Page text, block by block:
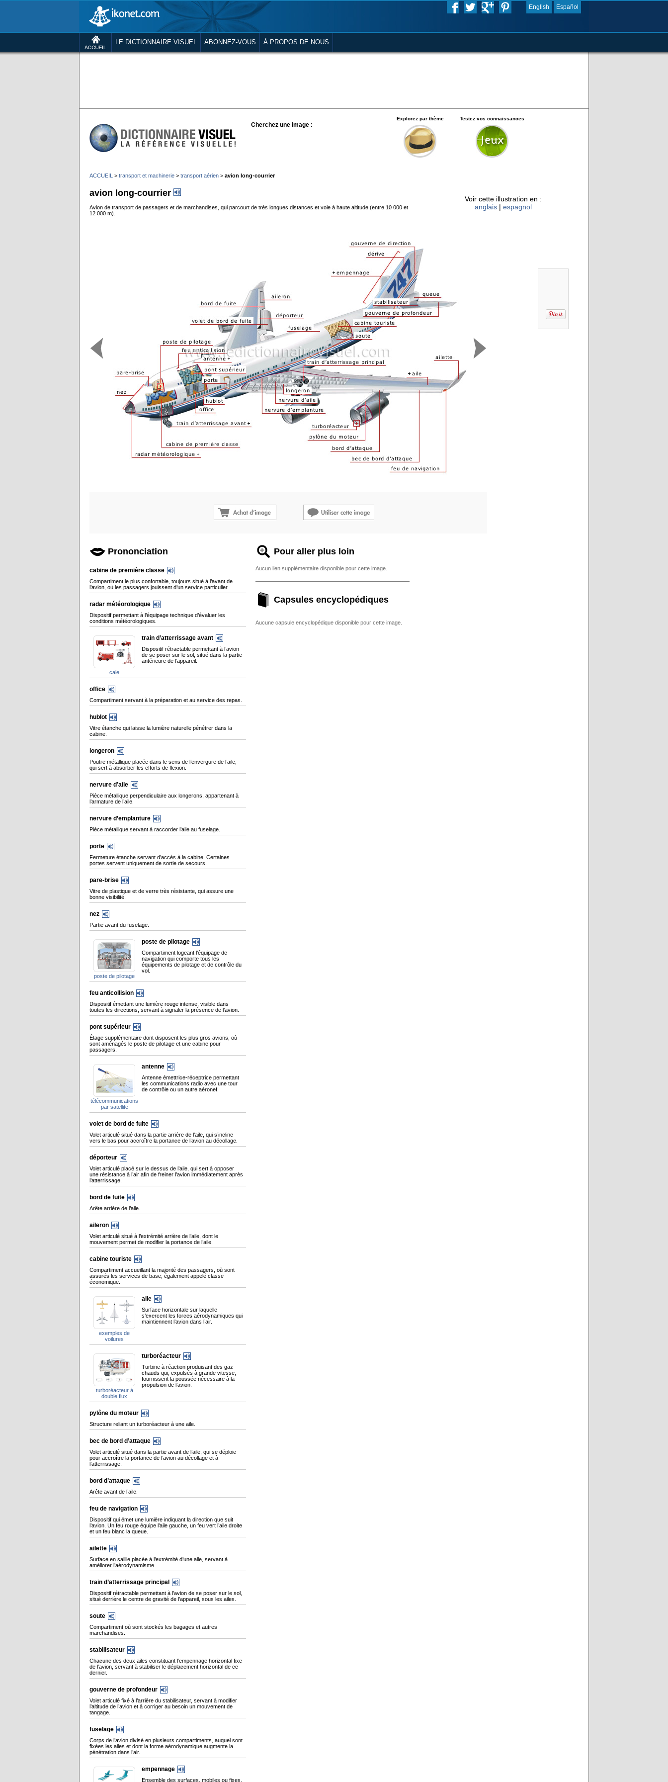
English Español
LE DICTIONNAIRE VISUEL ABONNEZ-VOUS À PROPOS DE NOUS
Cherchez une image :
Explorez par thème Testez vos connaissances
ACCUEIL > transport et machinerie > transport aérien > avion long-courrier
avion long-courrier
Avion de transport de passagers et de marchandises, qui parcourt de très longues distances et vole à haute altitude (entre 10 000 et
12 000 m).
Voir cette illustration en :
anglais | espagnol
Prononciation
cabine de première classe
Compartiment le plus confortable, toujours situé à l’avant de
l’avion, où les passagers jouissent d’un service particulier.
radar météorologique
Dispositif permettant à l’équipage technique d’évaluer les
conditions météorologiques.
cale
train d’atterrissage avant
Dispositif rétractable permettant à l’avion
de se poser sur le sol, situé dans la partie
antérieure de l’appareil.
office
Compartiment servant à la préparation et au service des repas.
hublot
Vitre étanche qui laisse la lumière naturelle pénétrer dans la
cabine.
longeron
Poutre métallique placée dans le sens de l’envergure de l’aile,
qui sert à absorber les efforts de flexion.
nervure d’aile
Pièce métallique perpendiculaire aux longerons, appartenant à
l’armature de l’aile.
nervure d’emplanture
Pièce métallique servant à raccorder l’aile au fuselage.
porte
Fermeture étanche servant d’accès à la cabine. Certaines
portes servent uniquement de sortie de secours.
pare-brise
Vitre de plastique et de verre très résistante, qui assure une
bonne visibilité.
nez
Partie avant du fuselage.
poste de pilotage
poste de pilotage
Compartiment logeant l’équipage de
navigation qui comporte tous les
équipements de pilotage et de contrôle du
vol.
feu anticollision
Dispositif émettant une lumière rouge intense, visible dans
toutes les directions, servant à signaler la présence de l’avion.
pont supérieur
Étage supplémentaire dont disposent les plus gros avions, où
sont aménagés le poste de pilotage et une cabine pour
passagers.
télécommunications
par satellite
antenne
Antenne émettrice-réceptrice permettant
les communications radio avec une tour
de contrôle ou un autre aéronef.
volet de bord de fuite
Volet articulé situé dans la partie arrière de l’aile, qui s’incline
vers le bas pour accroître la portance de l’avion au décollage.
déporteur
Volet articulé placé sur le dessus de l’aile, qui sert à opposer
une résistance à l’air afin de freiner l’avion immédiatement après
l’atterrissage.
bord de fuite
Arête arrière de l’aile.
aileron
Volet articulé situé à l’extrémité arrière de l’aile, dont le
mouvement permet de modifier la portance de l’aile.
cabine touriste
Compartiment accueillant la majorité des passagers, où sont
assurés les services de base; également appelé classe
économique.
exemples de
voilures
aile
Surface horizontale sur laquelle
s’exercent les forces aérodynamiques qui
maintiennent l’avion dans l’air.
turboréacteur à
double flux
turboréacteur
Turbine à réaction produisant des gaz
chauds qui, expulsés à grande vitesse,
fournissent la poussée nécessaire à la
propulsion de l’avion.
pylône du moteur
Structure reliant un turboréacteur à une aile.
bec de bord d’attaque
Volet articulé situé dans la partie avant de l’aile, qui se déploie
pour accroître la portance de l’avion au décollage et à
l’atterrissage.
bord d’attaque
Arête avant de l’aile.
feu de navigation
Dispositif qui émet une lumière indiquant la direction que suit
l’avion. Un feu rouge équipe l’aile gauche, un feu vert l’aile droite
et un feu blanc la queue.
ailette
Surface en saillie placée à l’extrémité d’une aile, servant à
améliorer l’aérodynamisme.
train d’atterrissage principal
Dispositif rétractable permettant à l’avion de se poser sur le sol,
situé derrière le centre de gravité de l’appareil, sous les ailes.
soute
Compartiment où sont stockés les bagages et autres
marchandises.
stabilisateur
Chacune des deux ailes constituant l’empennage horizontal fixe
de l’avion, servant à stabiliser le déplacement horizontal de ce
dernier.
gouverne de profondeur
Volet articulé fixé à l’arrière du stabilisateur, servant à modifier
l’altitude de l’avion et à corriger au besoin un mouvement de
tangage.
fuselage
Corps de l’avion divisé en plusieurs compartiments, auquel sont
fixées les ailes et dont la forme aérodynamique augmente la
pénétration dans l’air.
empennage
Ensemble des surfaces, mobiles ou fixes,
Pour aller plus loin
Aucun lien supplémentaire disponible pour cette image.
Capsules encyclopédiques
Aucune capsule encyclopédique disponible pour cette image.